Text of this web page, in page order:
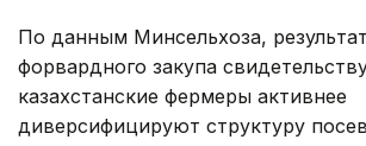
По данным Минсельхоза,
форвардного закупа
казахстанские фермеры активнее
диверсифицируют структуру